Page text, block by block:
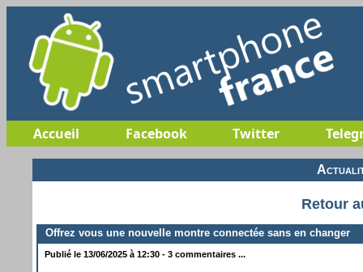
Accueil Facebook Twitter
Retour
Offrez vous une nouvelle montre connectée sans en changer
Publié le 13/06/2025 à 12:30 - 3 commentaires ...